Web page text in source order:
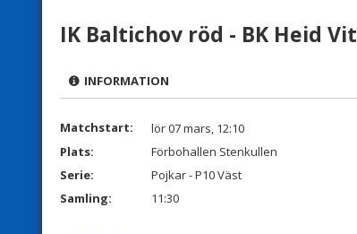
IK Baltichov röd - BK Heid Vit
INFORMATION
Matchstart:
lör 07 mars, 12:10
Plats:
Förbohallen Stenkullen
Serie:
Pojkar - P10 Väst
Samling:
11:30